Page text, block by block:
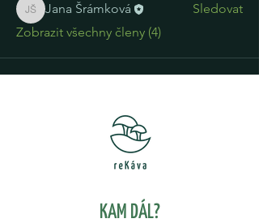
Jana Šrámková
Jana Šrámková
Sledovat
Zobrazit všechny členy (4)
KAM DÁL?